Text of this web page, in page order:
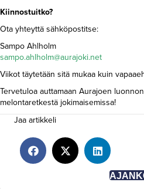
Kiinnostuitko?
Ota yhteyttä sähköpostitse:
Sampo Ahlholm
sampo.ahlholm@aurajoki.net
Viikot täytetään sitä mukaa kuin
Tervetuloa auttamaan Aurajoen
melontaretkestä jokimaisemissa!
Jaa artikkeli